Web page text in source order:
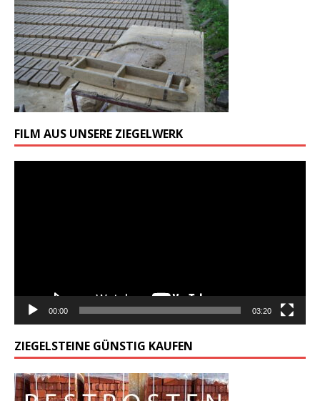
FILM AUS UNSERE ZIEGELWERK
00:00 03:20
ZIEGELSTEINE GÜNSTIG KAUFEN